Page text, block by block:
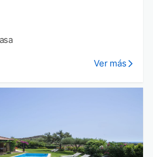
Ver más